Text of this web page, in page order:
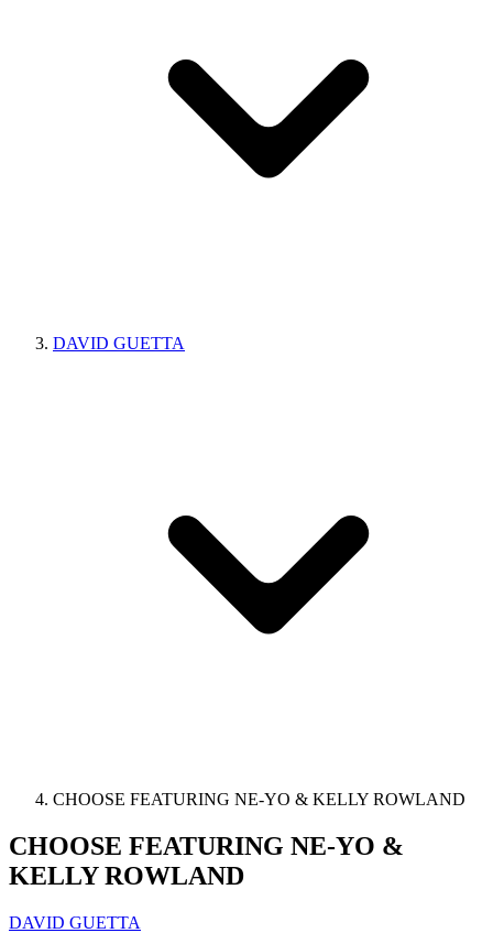
DAVID GUETTA
CHOOSE FEATURING NE-YO & KELLY ROWLAND
CHOOSE FEATURING NE-YO &
KELLY ROWLAND
DAVID GUETTA